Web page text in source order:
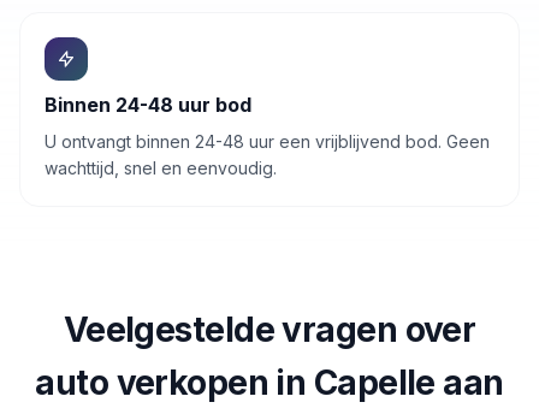
Binnen 24-48 uur bod
U ontvangt binnen 24-48 uur een vrijblijvend bod. Geen
wachttijd, snel en eenvoudig.
Veelgestelde vragen over
auto verkopen in Capelle aan